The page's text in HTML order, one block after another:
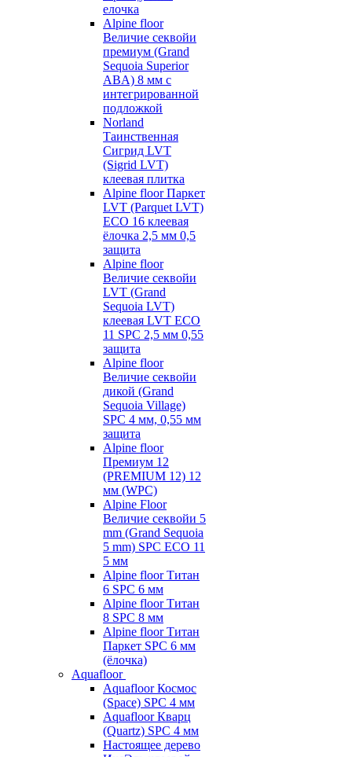
елочка
Alpine floor
Величие секвойи
премиум (Grand
Sequoia Superior
ABA) 8 мм с
интегрированной
подложкой
Norland
Таинственная
Сигрид LVT
(Sigrid LVT)
клеевая плитка
Alpine floor Паркет
LVT (Parquet LVT)
ECO 16 клеевая
ёлочка 2,5 мм 0,5
защита
Alpine floor
Величие секвойи
LVT (Grand
Sequoia LVT)
клеевая LVT ECO
11 SPC 2,5 мм 0,55
защита
Alpine floor
Величие секвойи
дикой (Grand
Sequoia Village)
SPC 4 мм, 0,55 мм
защита
Alpine floor
Премиум 12
(PREMIUM 12) 12
мм (WPC)
Alpine Floor
Величие секвойи 5
mm (Grand Sequoia
5 mm) SPC ECO 11
5 мм
Alpine floor Титан
6 SPC 6 мм
Alpine floor Титан
8 SPC 8 мм
Alpine floor Титан
Паркет SPC 6 мм
(ёлочка)
Aquafloor
Aquafloor Космос
(Space) SPC 4 мм
Aquafloor Кварц
(Quartz) SPC 4 мм
Настоящее дерево